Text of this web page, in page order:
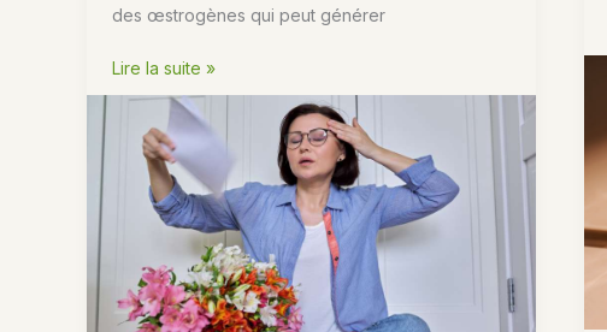
des œstrogènes qui peut générer
Le
CBD
soulager
symptômes
ménopause
Lire la suite »